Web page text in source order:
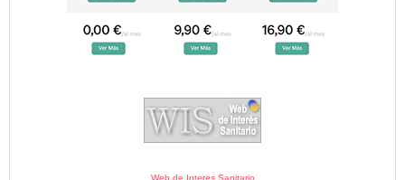
Web de Interes Sanitario